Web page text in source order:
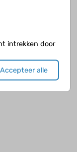
intrekken door
Accepteer alle